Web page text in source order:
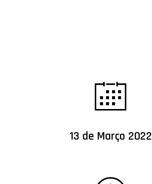
13 de Março 2022